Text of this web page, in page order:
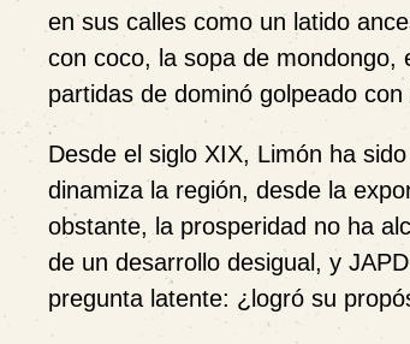
en sus calles como un latido
con coco, la sopa de mondongo,
partidas de dominó golpeado
Desde el siglo XIX, Limón ha
dinamiza la región, desde la
obstante, la prosperidad no ha
de un desarrollo desigual, y
pregunta latente: ¿logró su